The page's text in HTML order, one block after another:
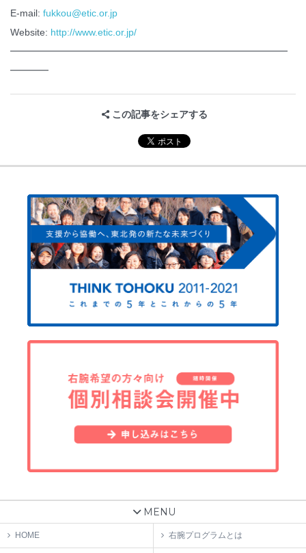
E-mail: fukkou@etic.or.jp
Website: http://www.etic.or.jp/
━━━━━━━━━━━━━━━━━━━━━━━━━━━━━
━━━━
この記事をシェアする
MENU
HOME 右腕プログラムとは